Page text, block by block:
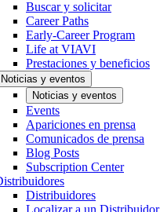
Buscar y solicitar
Career Paths
Early-Career Program
Life at VIAVI
Prestaciones y beneficios
Noticias y eventos
Noticias y eventos
Events
Apariciones en prensa
Comunicados de prensa
Blog Posts
Subscription Center
Distribuidores